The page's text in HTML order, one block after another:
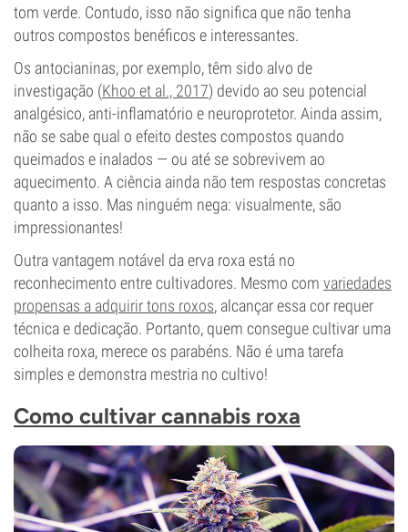
tom verde. Contudo, isso não significa que não tenha
outros compostos benéficos e interessantes.
Os antocianinas, por exemplo, têm sido alvo de
investigação (Khoo et al., 2017) devido ao seu potencial
analgésico, anti-inflamatório e neuroprotetor. Ainda assim,
não se sabe qual o efeito destes compostos quando
queimados e inalados — ou até se sobrevivem ao
aquecimento. A ciência ainda não tem respostas concretas
quanto a isso. Mas ninguém nega: visualmente, são
impressionantes!
Outra vantagem notável da erva roxa está no
reconhecimento entre cultivadores. Mesmo com variedades
propensas a adquirir tons roxos, alcançar essa cor requer
técnica e dedicação. Portanto, quem consegue cultivar uma
colheita roxa, merece os parabéns. Não é uma tarefa
simples e demonstra mestria no cultivo!
Como cultivar cannabis roxa